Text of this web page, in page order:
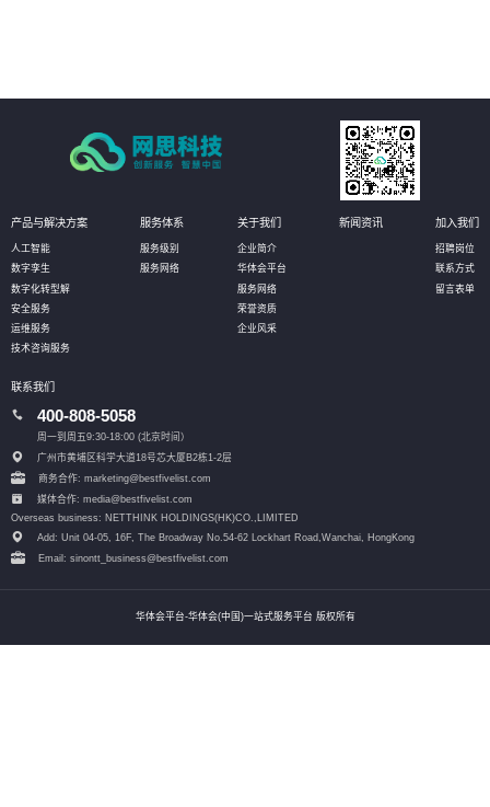
产品与解决方案
人工智能
数字孪生
数字化转型解
安全服务
运维服务
技术咨询服务
服务体系
服务级别
服务网络
关于我们
企业简介
华体会平台
服务网络
荣誉资质
企业风采
新闻资讯 加入我们
招聘岗位
联系方式
留言表单
联系我们
400-808-5058
周一到周五9:30-18:00 (北京时间）
广州市黄埔区科学大道18号芯大厦B2栋1-2层
商务合作: marketing@bestfivelist.com
媒体合作: media@bestfivelist.com
Overseas business: NETTHINK HOLDINGS(HK)CO.,LIMITED
Add: Unit 04-05, 16F, The Broadway No.54-62 Lockhart Road, Wanchai, HongKong
Email: sinontt_business@bestfivelist.com
华体会平台-华体会(中国)一站式服务平台 版权所有